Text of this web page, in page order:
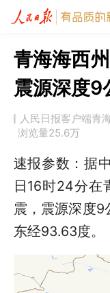
青海海西
震源深度9
人民日报客户端青
浏览量25.6万
速报参数：据
日16时24分在
震，震源深度9
东经93.63度。